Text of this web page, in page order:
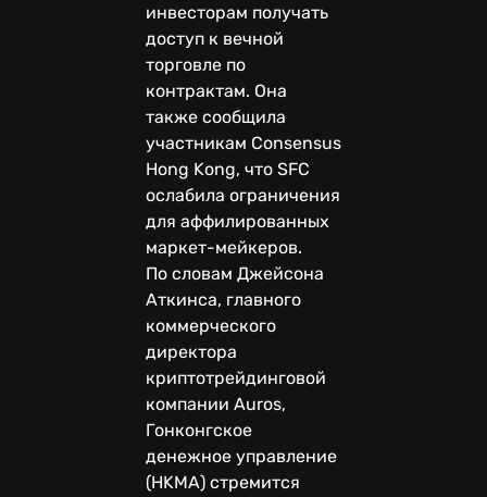
инвесторам получать
доступ к вечной
торговле по
контрактам. Она
также сообщила
участникам Consensus
Hong Kong, что SFC
ослабила ограничения
для аффилированных
маркет-мейкеров.
По словам Джейсона
Аткинса, главного
коммерческого
директора
криптотрейдинговой
компании Auros,
Гонконгское
денежное управление
(HKMA) стремится